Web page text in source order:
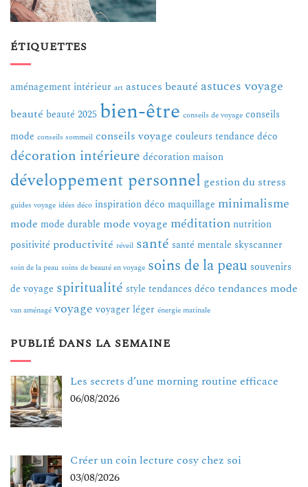
ÉTIQUETTES
aménagement intérieur art astuces beauté astuces voyage
beauté beauté 2025 bien-être conseils de voyage conseils
mode conseils sommeil conseils voyage couleurs tendance déco
décoration intérieure décoration maison
développement personnel gestion du stress
guides voyage idées déco inspiration déco maquillage minimalisme
mode mode durable mode voyage méditationnutrition
positivité productivité réveil santé santé mentale skyscanner
soin de la peau soins de beauté en voyage soins de la peau souvenirs
de voyage spiritualité style tendances déco tendances mode
van aménagé voyage voyager léger énergie matinale
PUBLIÉ DANS LA SEMAINE
Les secrets d’une morning routine efficace
06/08/2026
Créer un coin lecture cosy chez soi
03/08/2026